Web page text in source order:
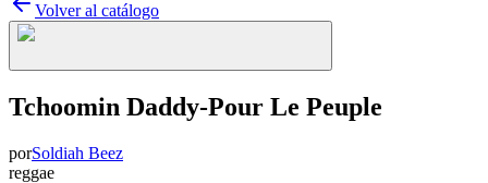
Volver al catálogo
Tchoomin Daddy-Pour Le Peuple
porSoldiah Beez
reggae